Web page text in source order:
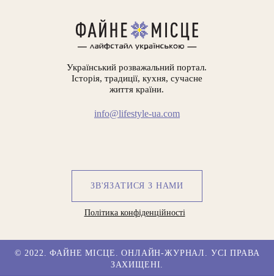
Український розважальний портал.
Історія, традиції, кухня, сучасне
життя країни.
info@lifestyle-ua.com
ЗВ'ЯЗАТИСЯ З НАМИ
Політика конфіденційності
© 2022. ФАЙНЕ МІСЦЕ. ОНЛАЙН-ЖУРНАЛ. УСІ ПРАВА
ЗАХИЩЕНІ.